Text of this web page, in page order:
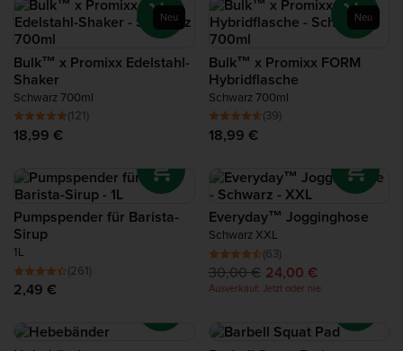
Neu
Bulk™ x Promixx Edelstahl-
Shaker
Schwarz 700ml
(121)
18,99 €
Neu
Bulk™ x Promixx FORM
Hybridflasche
Schwarz 700ml
(39)
18,99 €
Pumpspender für Barista-
Sirup
1L
(261)
2,49 €
Everyday™ Jogginghose
Schwarz XXL
(63)
30,00 € 24,00 €
Ausverkauf: Jetzt oder nie